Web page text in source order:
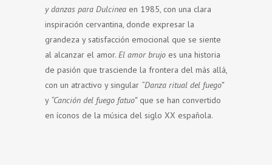
y danzas para Dulcinea en 1985, con una clara
inspiración cervantina, donde expresar la
grandeza y satisfacción emocional que se siente
al alcanzar el amor. El amor brujo es una historia
de pasión que trasciende la frontera del más allá,
con un atractivo y singular “Danza ritual del fuego”
y “Canción del fuego fatuo” que se han convertido
en íconos de la música del siglo XX española.